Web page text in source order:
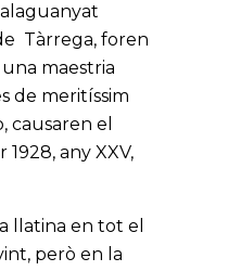
Tàrrega, foren
maestria
de meritíssim
causaren el
1928, any XXV,
llatina en tot el
però en la